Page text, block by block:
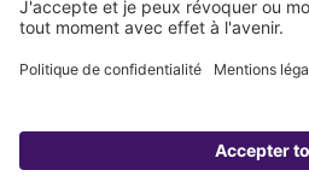
Politique de confidentialité